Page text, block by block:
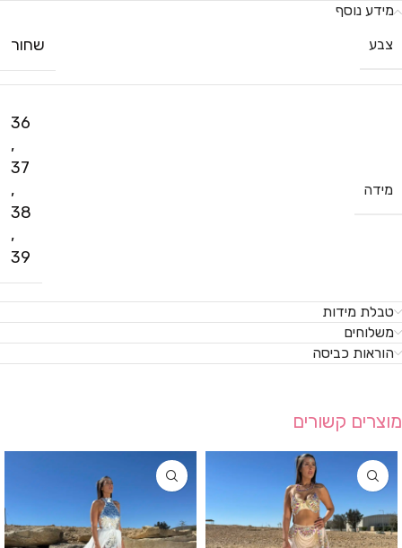
מידע נוסף
צבע
שחור
מידה
36
,
37
,
38
,
39
טבלת מידות
משלוחים
הוראות כביסה
מוצרים קשורים